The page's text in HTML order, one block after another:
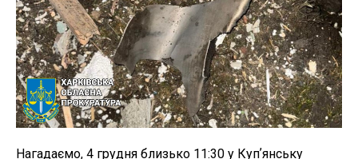
Нагадаємо, 4 грудня близько 11:30 у Купʼянську